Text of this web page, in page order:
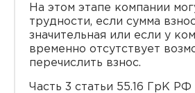
На этом этапе компании
трудности, если сумма
значительная или если у
временно отсутствует
перечислить взнос.
Часть 3 статьи 55.16 ГрК РФ